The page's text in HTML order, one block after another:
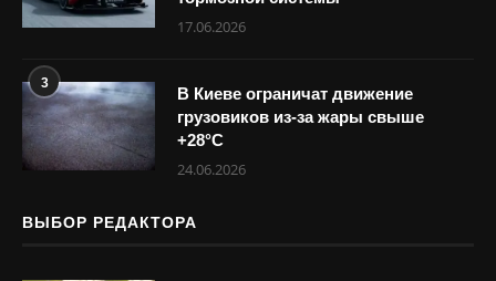
17.06.2026
3
В Киеве ограничат движение
грузовиков из-за жары свыше
+28°С
24.06.2026
ВЫБОР РЕДАКТОРА